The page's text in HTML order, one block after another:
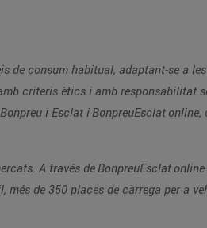
de consum habitual, adaptant-se a
criteris ètics i amb responsabilitat
i Esclat i BonpreuEsclat online,
A través de BonpreuEsclat
més de 350 places de càrrega per a